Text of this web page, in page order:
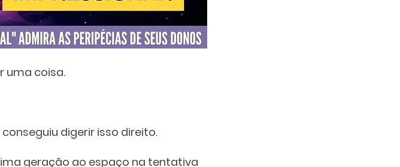
uma coisa.
digerir isso direito.
geração ao espaço na tentativa